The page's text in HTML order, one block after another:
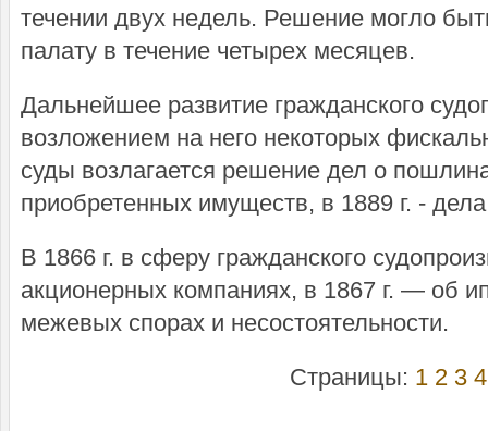
течении двух недель. Решение могло
палату в течение четырех месяцев.
Дальнейшее развитие гражданского
возложением на него некоторых
суды возлагается решение дел о
приобретенных имуществ, в 1889 г. -
В 1866 г. в сферу гражданского
акционерных компаниях, в 1867 г. — об
межевых спорах и несостоятельности.
Страницы: 1 2 3 4